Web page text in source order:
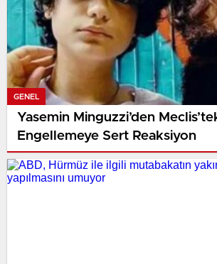
GENEL
Yasemin Minguzzi’den
Engellemeye Sert Reaksiyon